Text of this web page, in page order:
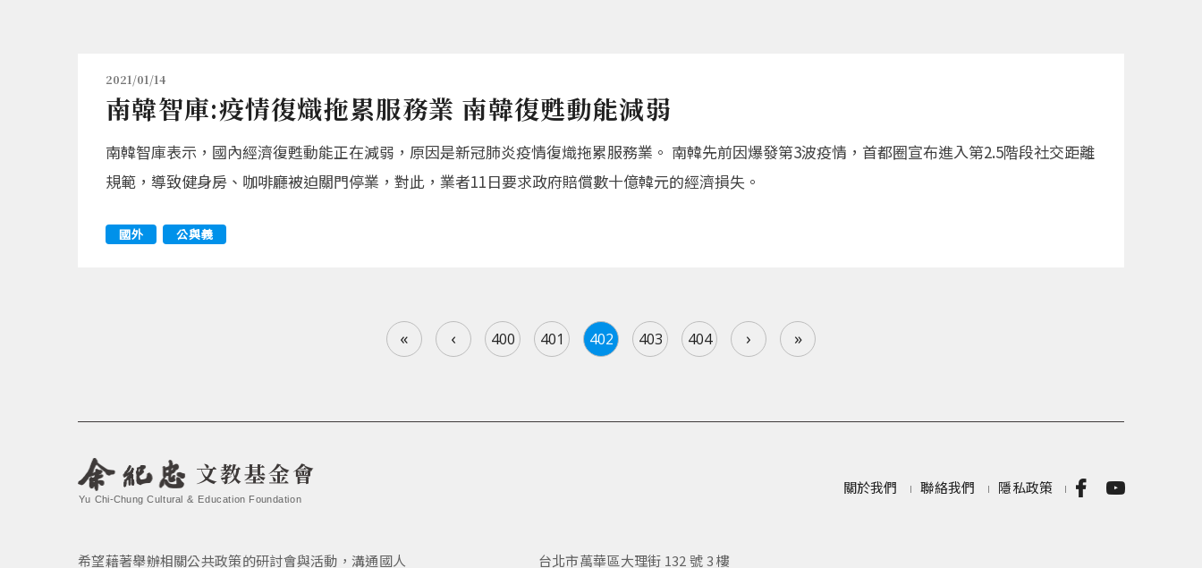
2021/01/14
南韓智庫:疫情復熾拖累服務業 南韓復甦動能減弱
南韓智庫表示，國內經濟復甦動能正在減弱，原因是新冠肺炎疫情復熾拖累服務業。 南韓先前因爆發第3波疫情，首都圈宣布進入第2.5階段社交距離
規範，導致健身房、咖啡廳被迫關門停業，對此，業者11日要求政府賠償數十億韓元的經濟損失。
國外 公與義
« ‹ 400 401 402 403 404 › »
文教基金會
Yu Chi-Chung Cultural & Education Foundation
關於我們 聯絡我們 隱私政策
希望藉著舉辦相關公共政策的研討會與活動，溝通國人 台北市萬華區大理街 132 號 3 樓